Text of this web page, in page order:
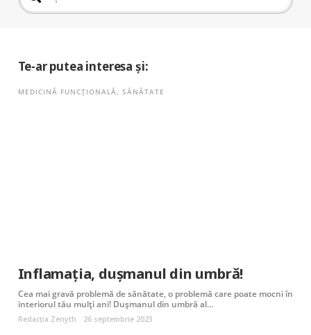
Te-ar putea interesa și:
MEDICINĂ FUNCȚIONALĂ, SĂNĂTATE
Inflamația, dușmanul din umbră!
Cea mai gravă problemă de sănătate, o problemă care poate mocni în
interiorul tău mulți ani! Dușmanul din umbră al…
Redacția Zenyth 26 septembrie 2023